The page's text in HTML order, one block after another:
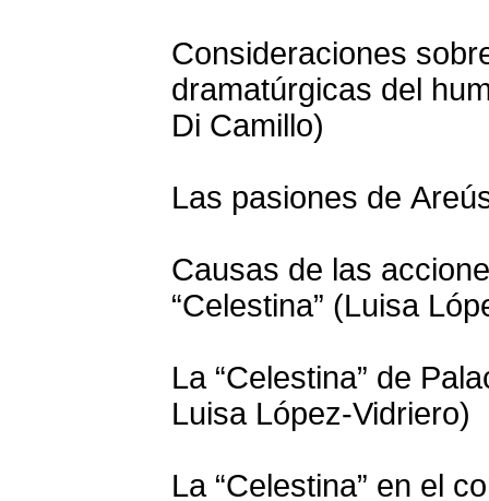
Consideraciones
dramatúrgicas del
Di Camillo)
Las pasiones de
Causas de las
“Celestina” (Luisa
La “Celestina” de
Luisa López-Vidriero)
La “Celestina” en el